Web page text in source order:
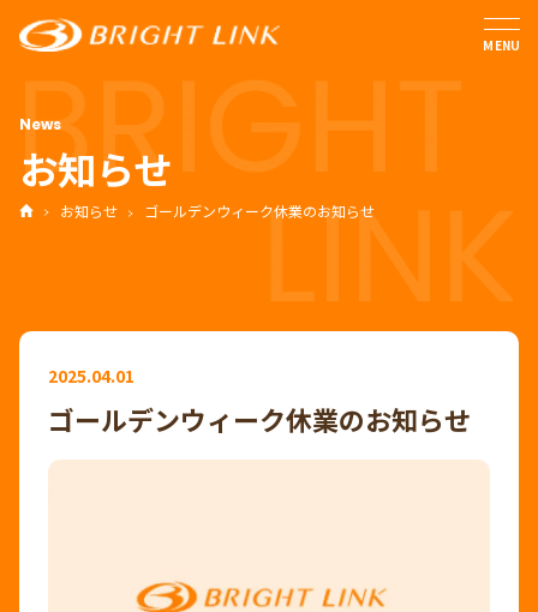
MENU
お知らせ
お知らせ ゴールデンウィーク休業のお知らせ
2025.04.01
ゴールデンウィーク休業のお知らせ